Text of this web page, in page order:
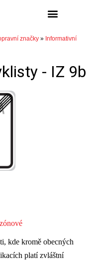
značky » Informativní
- IZ 9b
kde kromě obecných
platí zvláštní